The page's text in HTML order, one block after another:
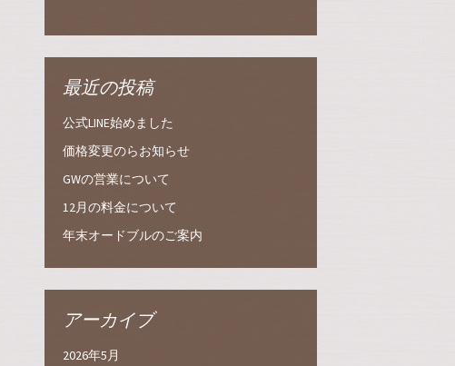
最近の投稿
公式LINE始めました
価格変更のらお知らせ
GWの営業について
12月の料金について
年末オードブルのご案内
アーカイブ
2026年5月